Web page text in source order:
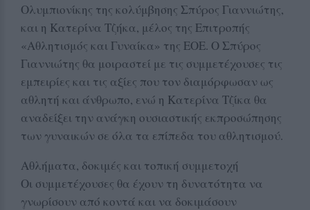
Ολυμπιονίκης της κολύμβησης Σπύρος Γιαννιώτης,
και η Κατερίνα Τζήκα, μέλος της Επιτροπής
«Αθλητισμός και Γυναίκα» της ΕΟΕ. Ο Σπύρος
Γιαννιώτης θα μοιραστεί με τις συμμετέχουσες τις
εμπειρίες και τις αξίες που τον διαμόρφωσαν ως
αθλητή και άνθρωπο, ενώ η Κατερίνα Τζίκα θα
αναδείξει την ανάγκη ουσιαστικής εκπροσώπησης
των γυναικών σε όλα τα επίπεδα του αθλητισμού.
Αθλήματα, δοκιμές και τοπική συμμετοχή
Οι συμμετέχουσες θα έχουν τη δυνατότητα να
γνωρίσουν από κοντά και να δοκιμάσουν